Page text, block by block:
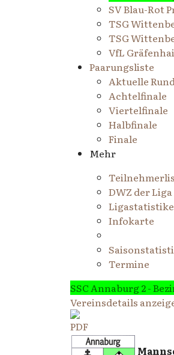
SV Blau-Rot
TSG
TSG
VfL
Paarungsliste
Aktuelle
Achtelfinale
Viertelfinale
Halbfinale
Finale
Mehr
DWZ der Liga
Infokarte
Termine
SSC Annaburg 2 -
Vereinsdetails